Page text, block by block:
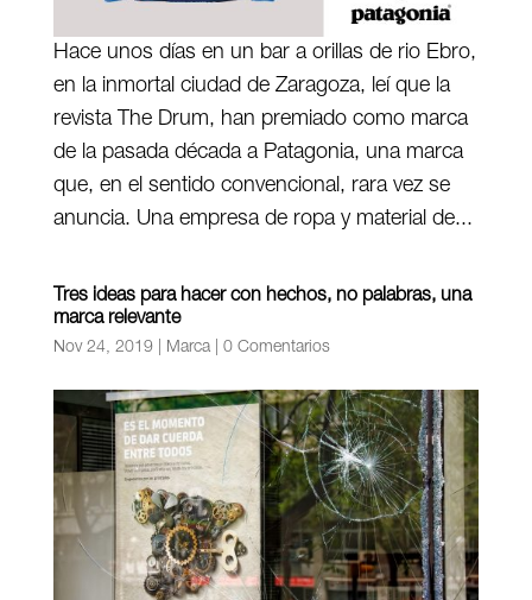
Hace unos días en un bar a orillas de rio Ebro,
en la inmortal ciudad de Zaragoza, leí que la
revista The Drum, han premiado como marca
de la pasada década a Patagonia, una marca
que, en el sentido convencional, rara vez se
anuncia. Una empresa de ropa y material de...
Tres ideas para hacer con hechos, no palabras, una
marca relevante
Nov 24, 2019| Marca| 0 Comentarios